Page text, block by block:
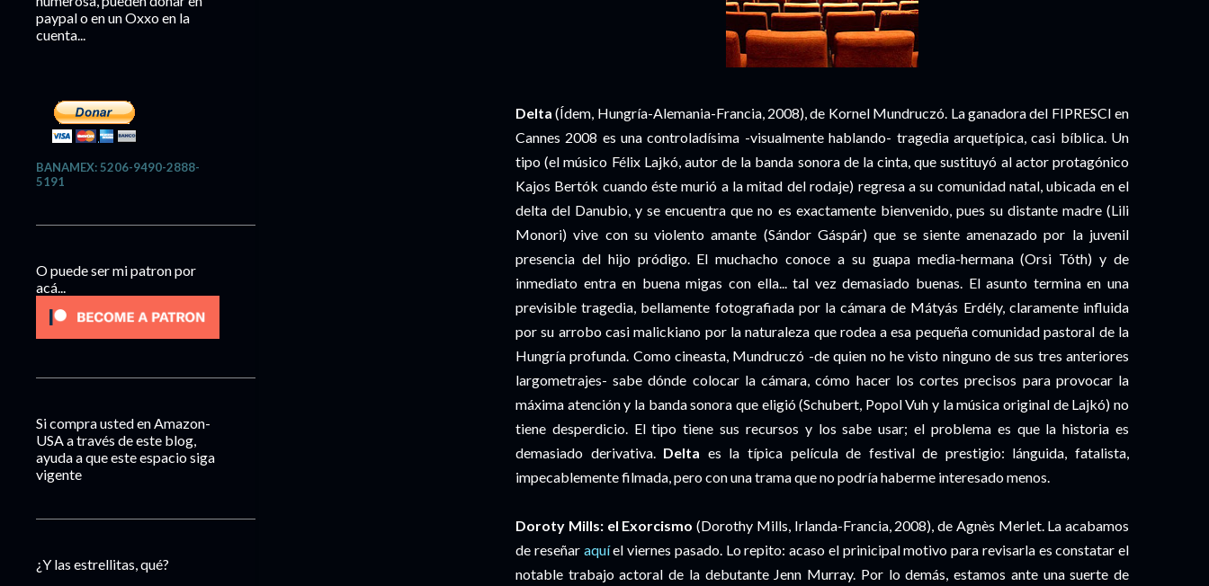
Delta(Ídem, Hungría-Alemania-Francia, 2008), de Kornel Mundruczó. La ganadora del FIPRESCI en
Cannes 2008 es una controladísima -visualmente hablando- tragedia arquetípica, casi bíblica. Un
tipo (el músico Félix Lajkó, autor de la banda sonora de la cinta, que sustituyó al actor protagónico
Kajos Bertók cuando éste murió a la mitad del rodaje) regresa a su comunidad natal, ubicada en el
delta del Danubio, y se encuentra que no es exactamente bienvenido, pues su distante madre (Lili
Monori) vive con su violento amante (Sándor Gáspár) que se siente amenazado por la juvenil
presencia del hijo pródigo. El muchacho conoce a su guapa media-hermana (Orsi Tóth) y de
inmediato entra en buena migas con ella... tal vez demasiado buenas. El asunto termina en una
previsible tragedia, bellamente fotografiada por la cámara de Mátyás Erdély, claramente influida
por su arrobo casi malickiano por la naturaleza que rodea a esa pequeña comunidad pastoral de la
Hungría profunda. Como cineasta, Mundruczó -de quien no he visto ninguno de sus tres anteriores
largometrajes- sabe dónde colocar la cámara, cómo hacer los cortes precisos para provocar la
máxima atención y la banda sonora que eligió (Schubert, Popol Vuh y la música original de Lajkó) no
tiene desperdicio. El tipo tiene sus recursos y los sabe usar; el problema es que la historia es
demasiado derivativa. Delta es la típica película de festival de prestigio: lánguida, fatalista,
impecablemente filmada, pero con una trama que no podría haberme interesado menos.
Doroty Mills: el Exorcismo (Dorothy Mills, Irlanda-Francia, 2008), de Agnès Merlet. La acabamos
de reseñar aquíel viernes pasado. Lo repito: acaso el prinicipal motivo para revisarla es constatar el
notable trabajo actoral de la debutante Jenn Murray. Por lo demás, estamos ante una suerte de
paypal o en un Oxxo en la
cuenta...
BANAMEX: 5206-9490-2888-
5191
O puede ser mi patron por
acá...
Si compra usted en Amazon-
USA a través de este blog,
ayuda a que este espacio siga
vigente
¿Y las estrellitas, qué?